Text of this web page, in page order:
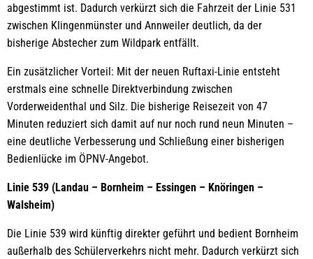
abgestimmt ist. Dadurch verkürzt sich die Fahrzeit der Linie 531
zwischen Klingenmünster und Annweiler deutlich, da der
bisherige Abstecher zum Wildpark entfällt.
Ein zusätzlicher Vorteil: Mit der neuen Ruftaxi-Linie entsteht
erstmals eine schnelle Direktverbindung zwischen
Vorderweidenthal und Silz. Die bisherige Reisezeit von 47
Minuten reduziert sich damit auf nur noch rund neun Minuten –
eine deutliche Verbesserung und Schließung einer bisherigen
Bedienlücke im ÖPNV-Angebot.
Linie 539 (Landau – Bornheim – Essingen – Knöringen –
Walsheim)
Die Linie 539 wird künftig direkter geführt und bedient Bornheim
außerhalb des Schülerverkehrs nicht mehr. Dadurch verkürzt sich